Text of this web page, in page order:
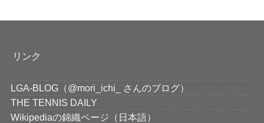
リンク
LGA-BLOG（@mori_ichi_ さんのブログ）
THE TENNIS DAILY
Wikipediaの錦織ページ（日本語）